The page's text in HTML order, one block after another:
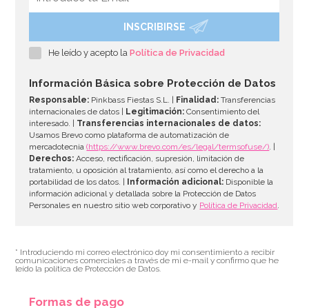
Molde para 6 helados tipo chupachus
AÑADIR
INSCRIBIRSE
He leído y acepto laPolítica de Privacidad
Información Básica sobre Protección de Datos
Responsable: Pinkbass Fiestas S.L. | Finalidad: Transferencias
internacionales de datos |
Legitimación: Consentimiento del
interesado. | Transferencias internacionales de datos:
Usamos Brevo como plataforma de automatización de
mercadotecnia(https://www.brevo.com/es/legal/termsofuse/). |
Derechos: Acceso, rectificación, supresión, limitación de
tratamiento, u oposición al tratamiento, así como el derecho a la
portabilidad de los datos. |
Información adicional: Disponible la
información adicional y detallada sobre la Protección de Datos
Personales en nuestro sitio web corporativo y Política de Privacidad.
* Introduciendo mi correo electrónico doy mi consentimiento a recibir
comunicaciones comerciales a través de mi e-mail y confirmo que he
leído la política de Protección de Datos.
Formas de pago